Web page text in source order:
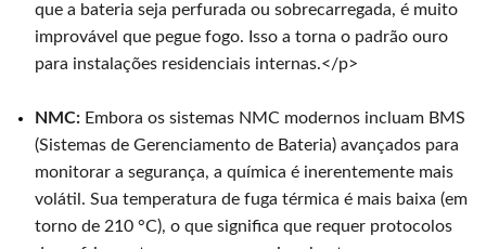
que a bateria seja perfurada ou sobrecarregada, é muito
improvável que pegue fogo. Isso a torna o padrão ouro
para instalações residenciais internas.</p>
NMC: Embora os sistemas NMC modernos incluam BMS
(Sistemas de Gerenciamento de Bateria) avançados para
monitorar a segurança, a química é inerentemente mais
volátil. Sua temperatura de fuga térmica é mais baixa (em
torno de 210 °C), o que significa que requer protocolos